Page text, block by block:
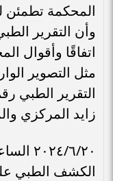
المحكمة تطمئن
وأن التقرير
اتفاقًا وأقوال
مثل التصوير
زايد المركزي
الكشف الطبي